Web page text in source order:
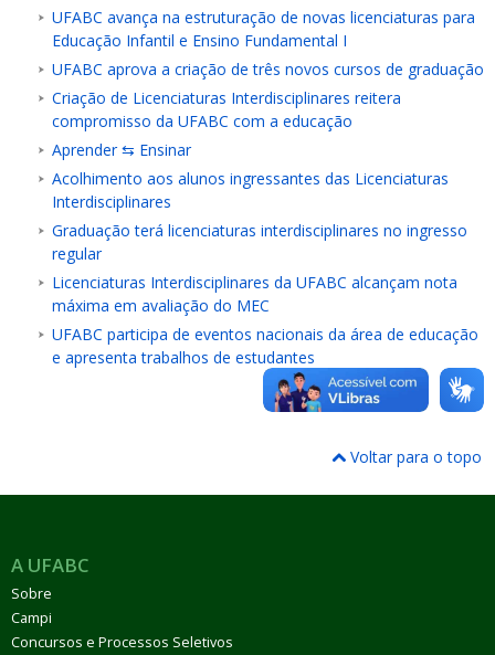
UFABC avança na estruturação de novas licenciaturas para
Educação Infantil e Ensino Fundamental I
UFABC aprova a criação de três novos cursos de graduação
Criação de Licenciaturas Interdisciplinares reitera
compromisso da UFABC com a educação
Aprender ⇆ Ensinar
Acolhimento aos alunos ingressantes das Licenciaturas
Interdisciplinares
Graduação terá licenciaturas interdisciplinares no ingresso
regular
Licenciaturas Interdisciplinares da UFABC alcançam nota
máxima em avaliação do MEC
UFABC participa de eventos nacionais da área de educação
e apresenta trabalhos de estudantes
Voltar para o topo
A UFABC
Sobre
Campi
Concursos e Processos Seletivos